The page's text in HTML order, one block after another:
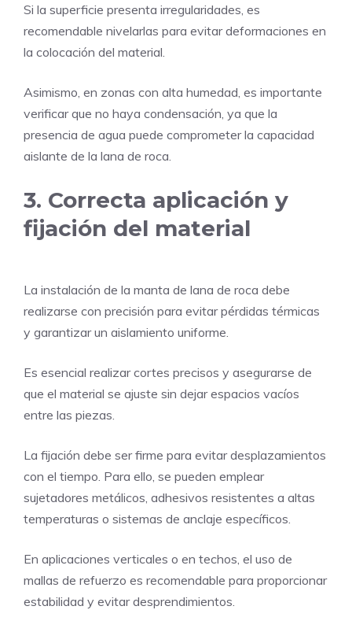
Si la superficie presenta irregularidades, es
recomendable nivelarlas para evitar deformaciones en
la colocación del material.
Asimismo, en zonas con alta humedad, es importante
verificar que no haya condensación, ya que la
presencia de agua puede comprometer la capacidad
aislante de la lana de roca.
3. Correcta aplicación y
fijación del material
La instalación de la manta de lana de roca debe
realizarse con precisión para evitar pérdidas térmicas
y garantizar un aislamiento uniforme.
Es esencial realizar cortes precisos y asegurarse de
que el material se ajuste sin dejar espacios vacíos
entre las piezas.
La fijación debe ser firme para evitar desplazamientos
con el tiempo. Para ello, se pueden emplear
sujetadores metálicos, adhesivos resistentes a altas
temperaturas o sistemas de anclaje específicos.
En aplicaciones verticales o en techos, el uso de
mallas de refuerzo es recomendable para proporcionar
estabilidad y evitar desprendimientos.